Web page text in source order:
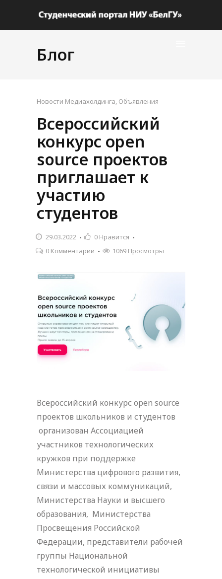
Блог
Новости Медиахолдинга, Объявления
Всероссийский
конкурс оpen
source проектов
приглашает к
участию
студентов
29.03.2022 0 Нравится
0 Комментарии
1069 Просмотры
Всероссийский конкурс open source
проектов школьников и студентов
организован Ассоциацией
участников технологических
кружков при поддержке
Министерства цифрового развития,
связи и массовых коммуникаций,
Министерства Науки и высшего
образования, Министерства
Просвещения Российской
Федерации, представители рабочей
группы Национальной
технологической инициативы